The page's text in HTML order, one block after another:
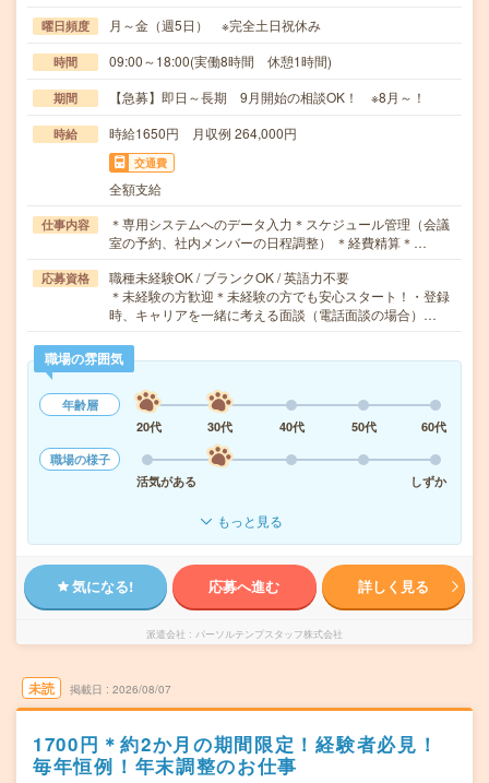
曜日頻度 月～金（週5日） ※完全土日祝休み
時間 09:00～18:00(実働8時間 休憩1時間)
期間 【急募】即日～長期 9月開始の相談OK！ ※8月～！
時給 時給1650円 月収例 264,000円
交通費
全額支給
仕事内容
＊専用システムへのデータ入力＊スケジュール管理（会議
室の予約、社内メンバーの日程調整） ＊経費精算＊…
応募資格
職種未経験OK / ブランクOK / 英語力不要
＊未経験の方歓迎＊未経験の方でも安心スタート！・登録
時、キャリアを一緒に考える面談（電話面談の場合）…
職場の雰囲気
年齢層
20代
30代 40代 50代
60代
職場の様子
活気がある
しずか
もっと見る
気になる! 応募へ進む 詳しく見る
派遣会社 パーソルテンプスタッフ株式会社
未読 掲載日 2026/08/07
1700円＊約2か月の期間限定！経験者必見！
毎年恒例！年末調整のお仕事